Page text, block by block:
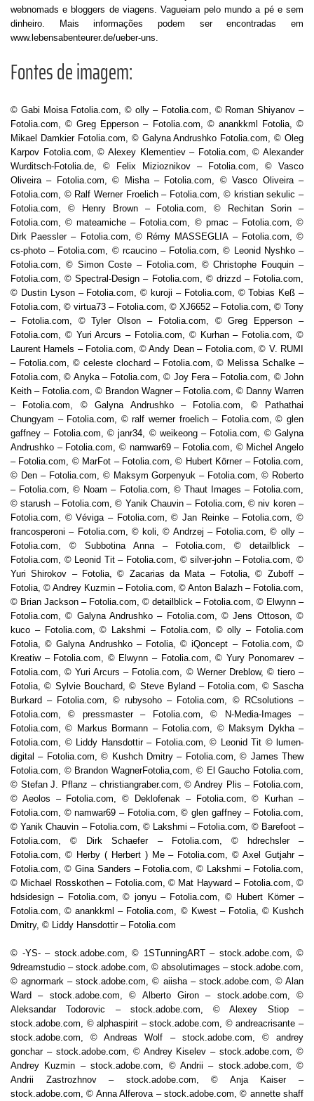
webnomads e bloggers de viagens. Vagueiam pelo mundo a pé e sem
dinheiro. Mais informações podem ser encontradas em
www.lebensabenteurer.de/ueber-uns.
Fontes de imagem:
© Gabi Moisa Fotolia.com, © olly – Fotolia.com, © Roman Shiyanov –
Fotolia.com, © Greg Epperson – Fotolia.com, © anankkml Fotolia, ©
Mikael Damkier Fotolia.com, © Galyna Andrushko Fotolia.com, © Oleg
Karpov Fotolia.com, © Alexey Klementiev – Fotolia.com, © Alexander
Wurditsch-Fotolia.de, © Felix Mizioznikov – Fotolia.com, © Vasco
Oliveira – Fotolia.com, © Misha – Fotolia.com, © Vasco Oliveira –
Fotolia.com, © Ralf Werner Froelich – Fotolia.com, © kristian sekulic –
Fotolia.com, © Henry Brown – Fotolia.com, © Rechitan Sorin –
Fotolia.com, © mateamiche – Fotolia.com, © pmac – Fotolia.com, ©
Dirk Paessler – Fotolia.com, © Rémy MASSEGLIA – Fotolia.com, ©
cs-photo – Fotolia.com, © rcaucino – Fotolia.com, © Leonid Nyshko –
Fotolia.com, © Simon Coste – Fotolia.com, © Christophe Fouquin –
Fotolia.com, © Spectral-Design – Fotolia.com, © drizzd – Fotolia.com,
© Dustin Lyson – Fotolia.com, © kuroji – Fotolia.com, © Tobias Keß –
Fotolia.com, © virtua73 – Fotolia.com, © XJ6652 – Fotolia.com, © Tony
– Fotolia.com, © Tyler Olson – Fotolia.com, © Greg Epperson –
Fotolia.com, © Yuri Arcurs – Fotolia.com, © Kurhan – Fotolia.com, ©
Laurent Hamels – Fotolia.com, © Andy Dean – Fotolia.com, © V. RUMI
– Fotolia.com, © celeste clochard – Fotolia.com, © Melissa Schalke –
Fotolia.com, © Anyka – Fotolia.com, © Joy Fera – Fotolia.com, © John
Keith – Fotolia.com, © Brandon Wagner – Fotolia.com, © Danny Warren
– Fotolia.com, © Galyna Andrushko – Fotolia.com, © Pathathai
Chungyam – Fotolia.com, © ralf werner froelich – Fotolia.com, © glen
gaffney – Fotolia.com, © janr34, © weikeong – Fotolia.com, © Galyna
Andrushko – Fotolia.com, © namwar69 – Fotolia.com, © Michel Angelo
– Fotolia.com, © MarFot – Fotolia.com, © Hubert Körner – Fotolia.com,
© Den – Fotolia.com, © Maksym Gorpenyuk – Fotolia.com, © Roberto
– Fotolia.com, © Noam – Fotolia.com, © Thaut Images – Fotolia.com,
© starush – Fotolia.com, © Yanik Chauvin – Fotolia.com, © niv koren –
Fotolia.com, © Véviga – Fotolia.com, © Jan Reinke – Fotolia.com, ©
francosperoni – Fotolia.com, © koli, © Andrzej – Fotolia.com, © olly –
Fotolia.com, © Subbotina Anna – Fotolia.com, © detailblick –
Fotolia.com, © Leonid Tit – Fotolia.com, © silver-john – Fotolia.com, ©
Yuri Shirokov – Fotolia, © Zacarias da Mata – Fotolia, © Zuboff –
Fotolia, © Andrey Kuzmin – Fotolia.com, © Anton Balazh – Fotolia.com,
© Brian Jackson – Fotolia.com, © detailblick – Fotolia.com, © Elwynn –
Fotolia.com, © Galyna Andrushko – Fotolia.com, © Jens Ottoson, ©
kuco – Fotolia.com, © Lakshmi – Fotolia.com, © olly – Fotolia.com
Fotolia, © Galyna Andrushko – Fotolia, © iQoncept – Fotolia.com, ©
Kreatiw – Fotolia.com, © Elwynn – Fotolia.com, © Yury Ponomarev –
Fotolia.com, © Yuri Arcurs – Fotolia.com, © Werner Dreblow, © tiero –
Fotolia, © Sylvie Bouchard, © Steve Byland – Fotolia.com, © Sascha
Burkard – Fotolia.com, © rubysoho – Fotolia.com, © RCsolutions –
Fotolia.com, © pressmaster – Fotolia.com, © N-Media-Images –
Fotolia.com, © Markus Bormann – Fotolia.com, © Maksym Dykha –
Fotolia.com, © Liddy Hansdottir – Fotolia.com, © Leonid Tit © lumen-
digital – Fotolia.com, © Kushch Dmitry – Fotolia.com, © James Thew
Fotolia.com, © Brandon WagnerFotolia,com, © El Gaucho Fotolia.com,
© Stefan J. Pflanz – christiangraber.com, © Andrey Plis – Fotolia.com,
© Aeolos – Fotolia.com, © Deklofenak – Fotolia.com, © Kurhan –
Fotolia.com, © namwar69 – Fotolia.com, © glen gaffney – Fotolia.com,
© Yanik Chauvin – Fotolia.com, © Lakshmi – Fotolia.com, © Barefoot –
Fotolia.com, © Dirk Schaefer – Fotolia.com, © hdrechsler –
Fotolia.com, © Herby ( Herbert ) Me – Fotolia.com, © Axel Gutjahr –
Fotolia.com, © Gina Sanders – Fotolia.com, © Lakshmi – Fotolia.com,
© Michael Rosskothen – Fotolia.com, © Mat Hayward – Fotolia.com, ©
hdsidesign – Fotolia.com, © jonyu – Fotolia.com, © Hubert Körner –
Fotolia.com, © anankkml – Fotolia.com, © Kwest – Fotolia, © Kushch
Dmitry, © Liddy Hansdottir – Fotolia.com
© -YS- – stock.adobe.com, © 1STunningART – stock.adobe.com, ©
9dreamstudio – stock.adobe.com, © absolutimages – stock.adobe.com,
© agnormark – stock.adobe.com, © aiisha – stock.adobe.com, © Alan
Ward – stock.adobe.com, © Alberto Giron – stock.adobe.com, ©
Aleksandar Todorovic – stock.adobe.com, © Alexey Stiop –
stock.adobe.com, © alphaspirit – stock.adobe.com, © andreacrisante –
stock.adobe.com, © Andreas Wolf – stock.adobe.com, © andrey
gonchar – stock.adobe.com, © Andrey Kiselev – stock.adobe.com, ©
Andrey Kuzmin – stock.adobe.com, © Andrii – stock.adobe.com, ©
Andrii Zastrozhnov – stock.adobe.com, © Anja Kaiser –
stock.adobe.com, © Anna Alferova – stock.adobe.com, © annette shaff